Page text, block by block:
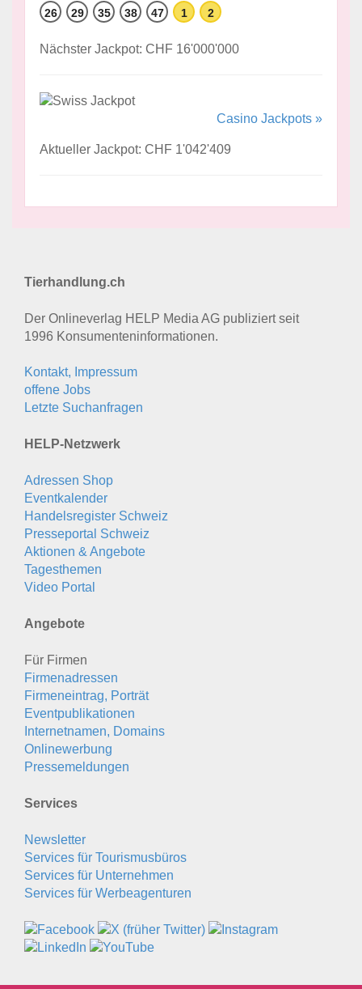
26 29 35 38 47 1 2
Nächster Jackpot: CHF 16'000'000
Casino Jackpots »
Aktueller Jackpot: CHF 1'042'409
Tierhandlung.ch
Der Onlineverlag HELP Media AG publiziert seit
1996 Konsumenten­informationen.
Kontakt, Impressum
offene Jobs
Letzte Suchanfragen
HELP-Netzwerk
Adressen Shop
Eventkalender
Handelsregister Schweiz
Presseportal Schweiz
Aktionen & Angebote
Tagesthemen
Video Portal
Angebote
Für Firmen
Firmenadressen
Firmeneintrag, Porträt
Eventpublikationen
Internetnamen, Domains
Onlinewerbung
Pressemeldungen
Services
Newsletter
Services für Tourismusbüros
Services für Unternehmen
Services für Werbeagenturen